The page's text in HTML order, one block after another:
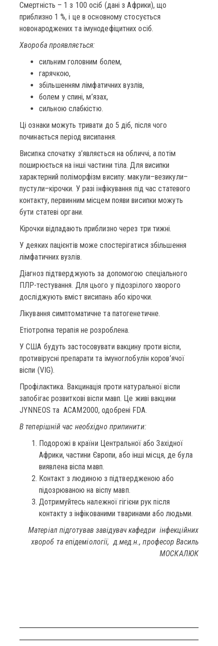
Смертність – 1 з 100 осіб (дані з Африки), що
приблизно 1 %, і це в основному стосується
новонароджених та імунодефіцитних осіб.
Хвороба проявляється:
сильним головним болем,
гарячкою,
збільшенням лімфатичних вузлів,
болем у спині, м’язах,
сильною слабкістю.
Ці ознаки можуть тривати до 5 діб, після чого
починається період висипання.
Висипка спочатку з’являється на обличчі, а потім
поширюється на інші частини тіла. Для висипки
характерний поліморфізм висипу: макули–везикули–
пустули–кірочки. У разі інфікування під час статевого
контакту, первинним місцем появи висипки можуть
бути статеві органи.
Кірочки відпадають приблизно через три тижні.
У деяких пацієнтів може спостерігатися збільшення
лімфатичних вузлів.
Діагноз підтверджують за допомогою спеціального
ПЛР-тестування. Для цього у підозрілого хворого
досліджують вміст висипань або кірочки.
Лікування симптоматичне та патогенетичне.
Етіотропна терапія не розроблена.
У США будуть застосовувати вакцину проти віспи,
противірусні препарати та імуноглобулін коров’ячої
віспи (VIG).
Профілактика. Вакцинація проти натуральної віспи
запобігає розвиткові віспи мавп. Це живі вакцини
JYNNEOS та ACAM2000, одобрені FDA.
В теперішній час необхідно припинити:
Подорожі в країни Центральної або Західної
Африки, частини Європи, або інші місця, де була
виявлена віспа мавп.
Контакт з людиною з підтвердженою або
підозрюваною на віспу мавп.
Дотримуйтесь належної гігієни рук після
контакту з інфікованими тваринами або людьми.
Матеріал підготував завідувач кафедри інфекційних
хвороб та епідеміології,д.мед.н., професор Василь
МОСКАЛЮК